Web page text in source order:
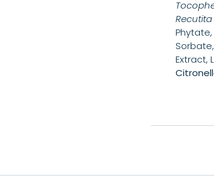
Recutita
Extract,